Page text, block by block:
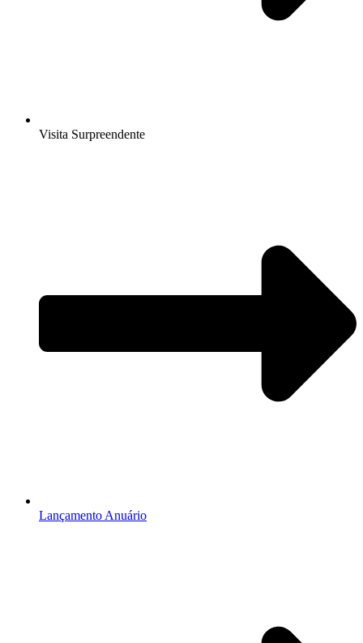
Visita Surpreendente
Lançamento Anuário